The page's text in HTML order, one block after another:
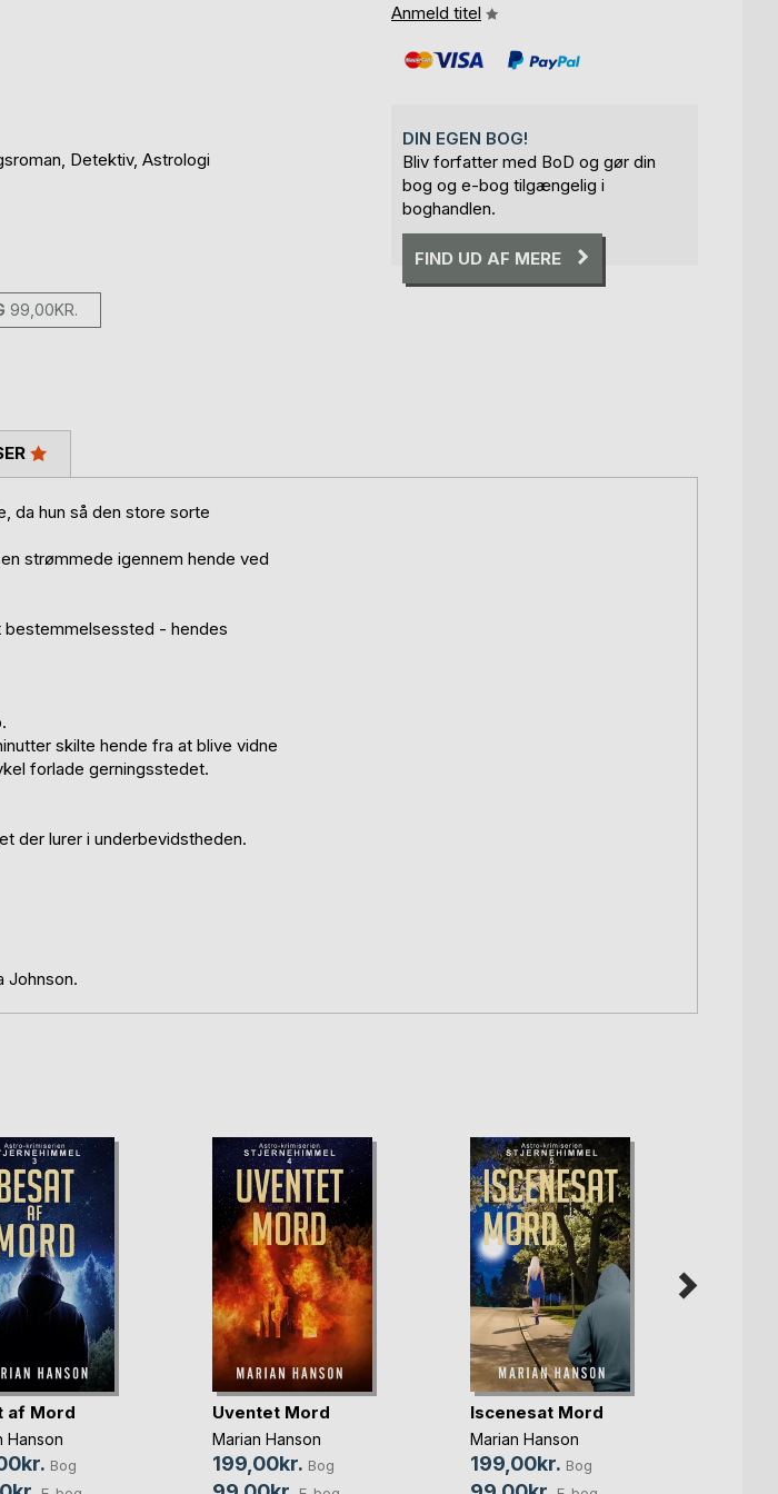
Detektiv, Astrologi
99,00KR.
Anmeld titel
DIN EGEN BOG!
Bliv forfatter med BoD og gør din
bog og e-bog tilgængelig i
boghandlen.
FIND UD AF MERE
da hun så den store sorte
strømmede igennem hende ved
bestemmelsessted - hendes
skilte hende fra at blive vidne
forlade gerningsstedet.
der lurer i underbevidstheden.
Johnson.
af Mord
Hanson
Bog
Uventet Mord
Marian Hanson
199,00kr. Bog
Iscenesat Mord
Marian Hanson
199,00kr. Bog